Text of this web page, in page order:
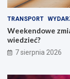
TRANSPORT
Weekendowe
wiedzieć?
7 sierpnia 2026